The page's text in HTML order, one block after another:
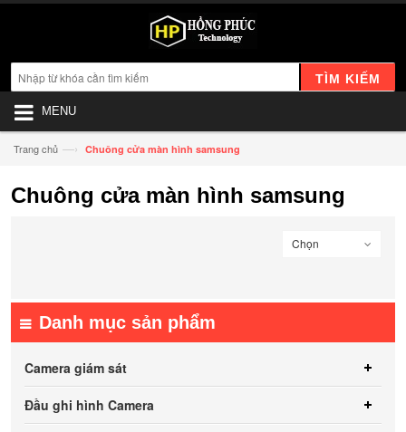
TÌM KIẾM
MENU
Trang chủ —› Chuông cửa màn hình samsung
Chuông cửa màn hình samsung
Chọn
Danh mục sản phẩm
Camera giám sát
Đầu ghi hình Camera